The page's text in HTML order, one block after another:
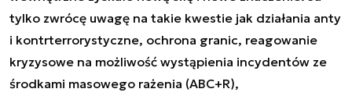
tylko zwrócę uwagę na takie kwestie jak działania anty
i kontrterrorystyczne, ochrona granic, reagowanie
kryzysowe na możliwość wystąpienia incydentów ze
środkami masowego rażenia (ABC+R),